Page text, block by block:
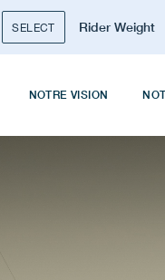
SELECT Rider Weight
NOTRE VISION